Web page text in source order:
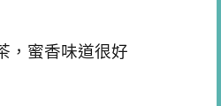
，蜜香味道很好